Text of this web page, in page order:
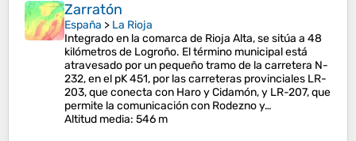
Zarratón
España > La Rioja
Integrado en la comarca de Rioja Alta, se sitúa a 48
kilómetros de Logroño. El término municipal está
atravesado por un pequeño tramo de la carretera N-
232, en el pK 451, por las carreteras provinciales LR-
203, que conecta con Haro y Cidamón, y LR-207, que
permite la comunicación con Rodezno y…
Altitud media: 546 m